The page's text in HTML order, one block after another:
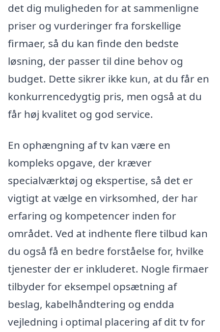
det dig muligheden for at sammenligne
priser og vurderinger fra forskellige
firmaer, så du kan finde den bedste
løsning, der passer til dine behov og
budget. Dette sikrer ikke kun, at du får en
konkurrencedygtig pris, men også at du
får høj kvalitet og god service.
En ophængning af tv kan være en
kompleks opgave, der kræver
specialværktøj og ekspertise, så det er
vigtigt at vælge en virksomhed, der har
erfaring og kompetencer inden for
området. Ved at indhente flere tilbud kan
du også få en bedre forståelse for, hvilke
tjenester der er inkluderet. Nogle firmaer
tilbyder for eksempel opsætning af
beslag, kabelhåndtering og endda
vejledning i optimal placering af dit tv for